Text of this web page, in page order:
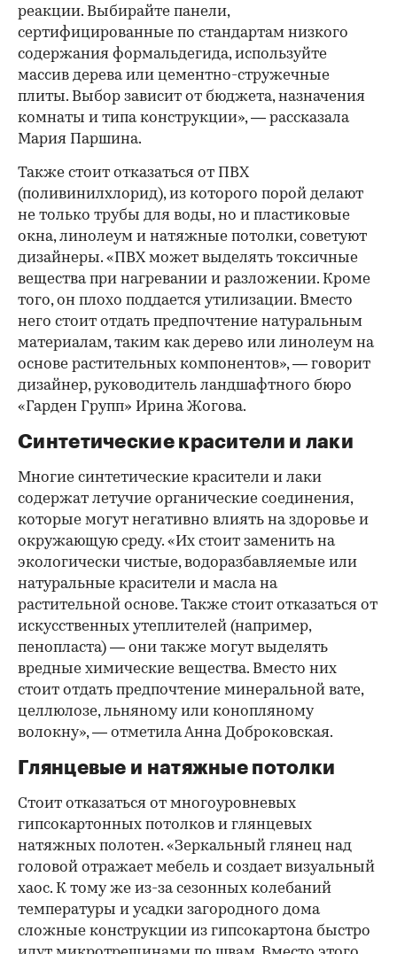
реакции. Выбирайте панели,
сертифицированные по стандартам низкого
содержания формальдегида, используйте
массив дерева или цементно-стружечные
плиты. Выбор зависит от бюджета, назначения
комнаты и типа конструкции», — рассказала
Мария Паршина.
Также стоит отказаться от ПВХ
(поливинилхлорид), из которого порой делают
не только трубы для воды, но и пластиковые
окна, линолеум и натяжные потолки, советуют
дизайнеры. «ПВХ может выделять токсичные
вещества при нагревании и разложении. Кроме
того, он плохо поддается утилизации. Вместо
него стоит отдать предпочтение натуральным
материалам, таким как дерево или линолеум на
основе растительных компонентов», — говорит
дизайнер, руководитель ландшафтного бюро
«Гарден Групп» Ирина Жогова.
Синтетические красители и лаки
Многие синтетические красители и лаки
содержат летучие органические соединения,
которые могут негативно влиять на здоровье и
окружающую среду. «Их стоит заменить на
экологически чистые, водоразбавляемые или
натуральные красители и масла на
растительной основе. Также стоит отказаться от
искусственных утеплителей (например,
пенопласта) — они также могут выделять
вредные химические вещества. Вместо них
стоит отдать предпочтение минеральной вате,
целлюлозе, льняному или конопляному
волокну», — отметила Анна Доброковская.
Глянцевые и натяжные потолки
Стоит отказаться от многоуровневых
гипсокартонных потолков и глянцевых
натяжных полотен. «Зеркальный глянец над
головой отражает мебель и создает визуальный
хаос. К тому же из-за сезонных колебаний
температуры и усадки загородного дома
сложные конструкции из гипсокартона быстро